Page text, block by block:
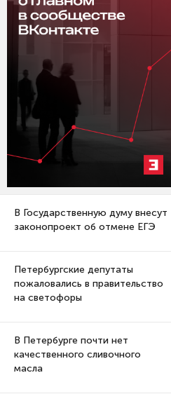
В Государственную думу внесут
законопроект об отмене ЕГЭ
Петербургские депутаты
пожаловались в правительство
на светофоры
В Петербурге почти нет
качественного сливочного
масла